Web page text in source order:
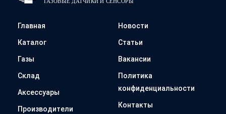
Главная
Каталог
Газы
Склад
Аксессуары
Производители
Новости
Статьи
Вакансии
Политика
конфиденциальности
Контакты